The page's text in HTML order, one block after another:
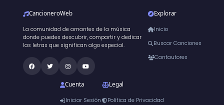
CancioneroWeb
La comunidad de amantes de la música
donde puedes descubrir, compartir y dedicar
las letras que significan algo especial.
Explorar
Inicio
Buscar Canciones
Cantautores
Cuenta
Iniciar Sesión
Legal
Política de Privacidad